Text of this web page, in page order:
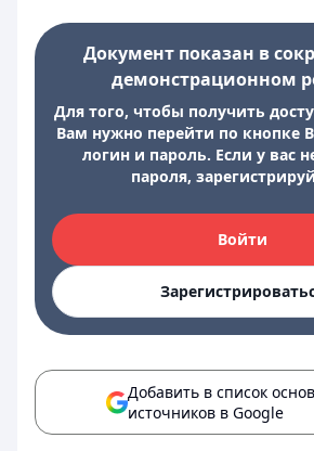
Документ показан в
демонстрационном
Для того, чтобы получить
Вам нужно перейти по кнопке
логин и пароль. Если у вас
пароля,
Войти
Добавить в список
источников в Google